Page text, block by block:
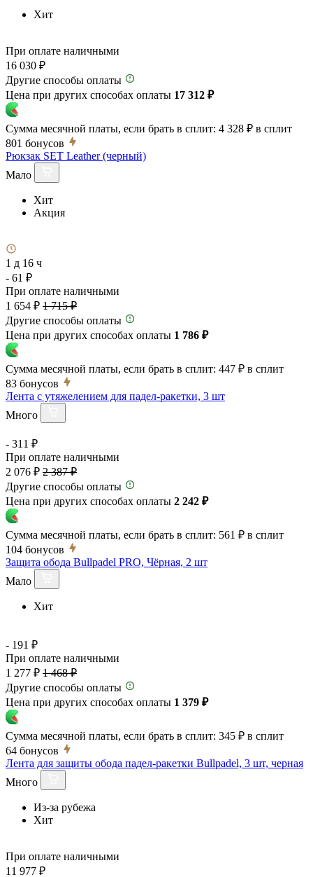
Хит
При оплате наличными
16 030 ₽
Другие способы оплаты
Цена при других способах оплаты 17 312 ₽
Сумма месячной платы, если брать в сплит: 4 328 ₽ в сплит
801 бонусов
Рюкзак SET Leather (черный)
Мало
Хит
Акция
1 д 16 ч
- 61 ₽
При оплате наличными
1 654 ₽ 1 715 ₽
Другие способы оплаты
Цена при других способах оплаты 1 786 ₽
Сумма месячной платы, если брать в сплит: 447 ₽ в сплит
83 бонусов
Лента с утяжелением для падел-ракетки, 3 шт
Много
- 311 ₽
При оплате наличными
2 076 ₽ 2 387 ₽
Другие способы оплаты
Цена при других способах оплаты 2 242 ₽
Сумма месячной платы, если брать в сплит: 561 ₽ в сплит
104 бонусов
Защита обода Bullpadel PRO, Чёрная, 2 шт
Мало
Хит
- 191 ₽
При оплате наличными
1 277 ₽ 1 468 ₽
Другие способы оплаты
Цена при других способах оплаты 1 379 ₽
Сумма месячной платы, если брать в сплит: 345 ₽ в сплит
64 бонусов
Лента для защиты обода падел-ракетки Bullpadel, 3 шт, черная
Много
Из-за рубежа
Хит
При оплате наличными
11 977 ₽